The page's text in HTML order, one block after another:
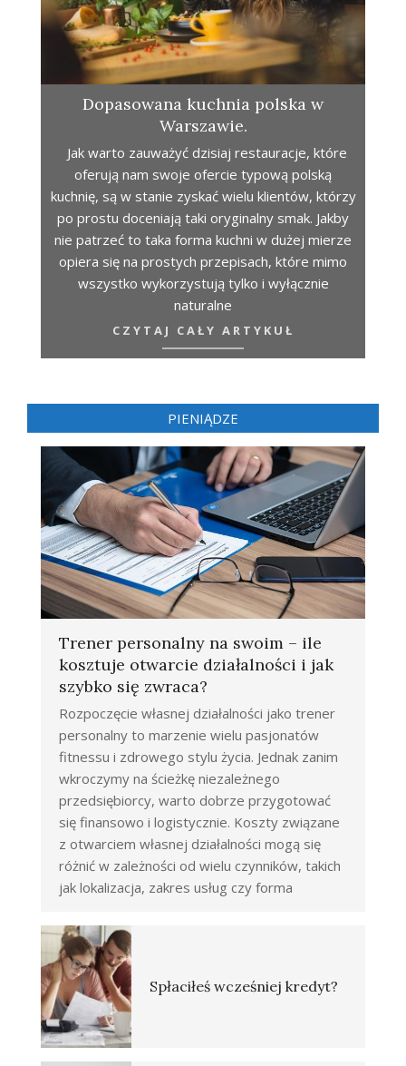
Dopasowana kuchnia polska w
Warszawie.
Jak warto zauważyć dzisiaj restauracje, które
oferują nam swoje ofercie typową polską
kuchnię, są w stanie zyskać wielu klientów, którzy
po prostu doceniają taki oryginalny smak. Jakby
nie patrzeć to taka forma kuchni w dużej mierze
opiera się na prostych przepisach, które mimo
wszystko wykorzystują tylko i wyłącznie
naturalne
CZYTAJ CAŁY ARTYKUŁ
PIENIĄDZE
Trener personalny na swoim – ile
kosztuje otwarcie działalności i jak
szybko się zwraca?
Rozpoczęcie własnej działalności jako trener
personalny to marzenie wielu pasjonatów
fitnessu i zdrowego stylu życia. Jednak zanim
wkroczymy na ścieżkę niezależnego
przedsiębiorcy, warto dobrze przygotować
się finansowo i logistycznie. Koszty związane
z otwarciem własnej działalności mogą się
różnić w zależności od wielu czynników, takich
jak lokalizacja, zakres usług czy forma
Spłaciłeś wcześniej kredyt?